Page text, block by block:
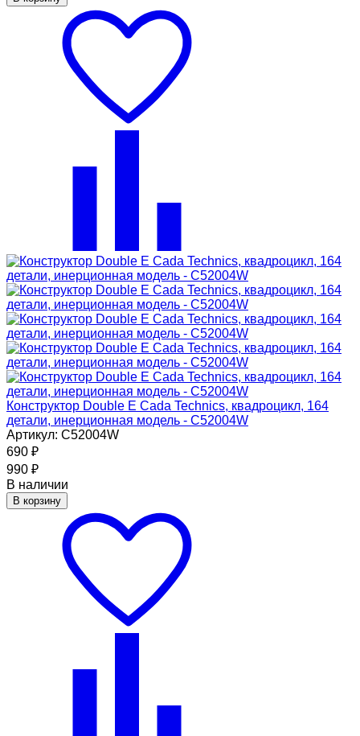
Конструктор Double E Cada Technics, квадроцикл, 164
детали, инерционная модель - C52004W
Артикул: C52004W
690 ₽
990 ₽
В наличии
В корзину